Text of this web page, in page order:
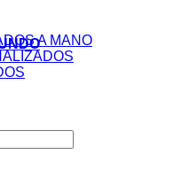
A MANO